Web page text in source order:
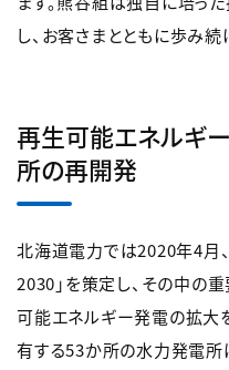
し、お客さまとともに歩み続
再生可能エネルギ
所の再開発
北海道電力では2020年4月
2030」を策定し、その中の
可能エネルギー発電の拡大
有する53か所の水力発電所